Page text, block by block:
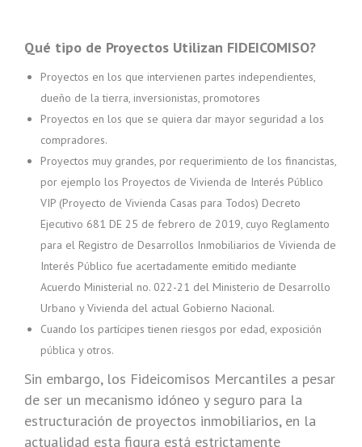
Qué tipo de Proyectos Utilizan FIDEICOMISO?
Proyectos en los que intervienen partes independientes,
dueño de la tierra, inversionistas, promotores
Proyectos en los que se quiera dar mayor seguridad a los
compradores.
Proyectos muy grandes, por requerimiento de los financistas,
por ejemplo los Proyectos de Vivienda de Interés Público
VIP (Proyecto de Vivienda Casas para Todos) Decreto
Ejecutivo 681 DE 25 de febrero de 2019, cuyo Reglamento
para el Registro de Desarrollos Inmobiliarios de Vivienda de
Interés Público fue acertadamente emitido mediante
Acuerdo Ministerial no. 022-21 del Ministerio de Desarrollo
Urbano y Vivienda del actual Gobierno Nacional.
Cuando los partícipes tienen riesgos por edad, exposición
pública y otros.
Sin embargo, los Fideicomisos Mercantiles a pesar
de ser un mecanismo idóneo y seguro para la
estructuración de proyectos inmobiliarios, en la
actualidad esta figura está estrictamente